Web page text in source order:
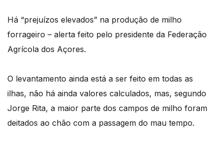
Há “prejuízos elevados” na produção de milho
forrageiro – alerta feito pelo presidente da Federação
Agrícola dos Açores.
O levantamento ainda está a ser feito em todas as
ilhas, não há ainda valores calculados, mas, segundo
Jorge Rita, a maior parte dos campos de milho foram
deitados ao chão com a passagem do mau tempo.